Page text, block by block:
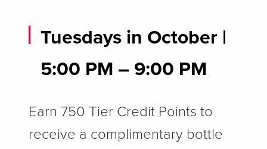
Tuesdays in October |
5:00 PM – 9:00 PM
Earn 750 Tier Credit Points to
receive a complimentary bottle